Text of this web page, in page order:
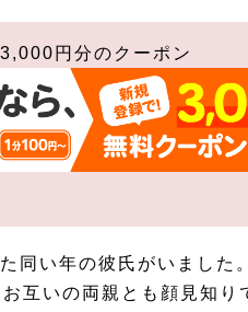
円分のクーポン
同い年の彼氏がいました
互いの両親とも顔見知り